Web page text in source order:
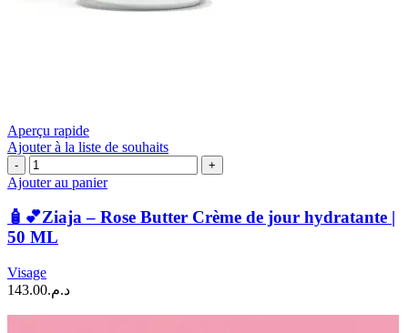
Aperçu rapide
Ajouter à la liste de souhaits
quantité
de
💕
Ziaja
–
Butter
Crème
Ajouter au panier
🧴💕Ziaja – Rose Butter Crème de jour hydratante |
50 ML
Visage
د.م.143.00